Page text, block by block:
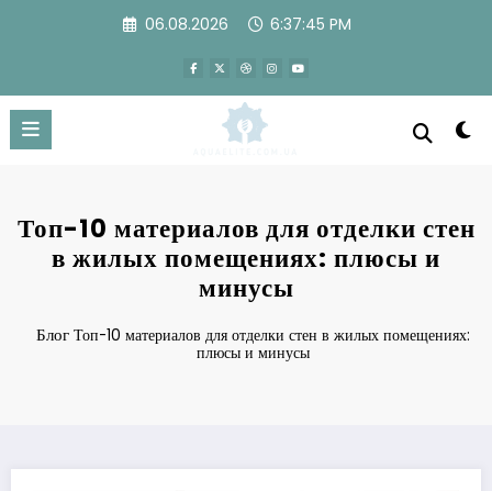
06.08.2026 6:37:46 PM
Топ-10 материалов для отделки стен
в жилых помещениях: плюсы и
минусы
Блог Топ-10 материалов для отделки стен в жилых помещениях:
плюсы и минусы